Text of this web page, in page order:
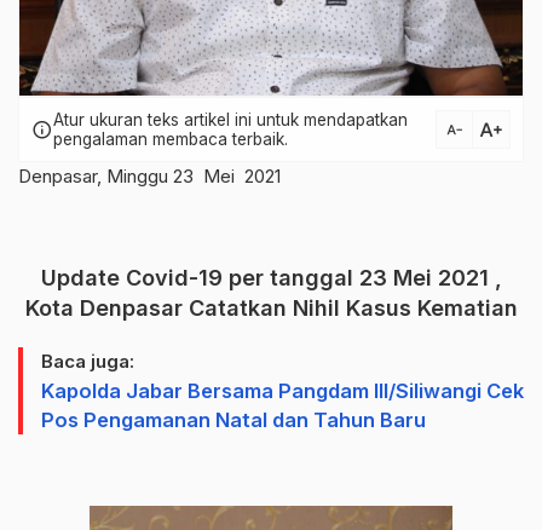
infoAtur ukuran teks artikel ini untuk mendapatkan
pengalaman membaca terbaik.
text_decrease text_increase
Denpasar, Minggu 23 Mei 2021
Update Covid-19 per tanggal 23 Mei 2021 ,
Kota Denpasar Catatkan Nihil Kasus Kematian
Baca juga:
Kapolda Jabar Bersama Pangdam III/Siliwangi Cek
Pos Pengamanan Natal dan Tahun Baru